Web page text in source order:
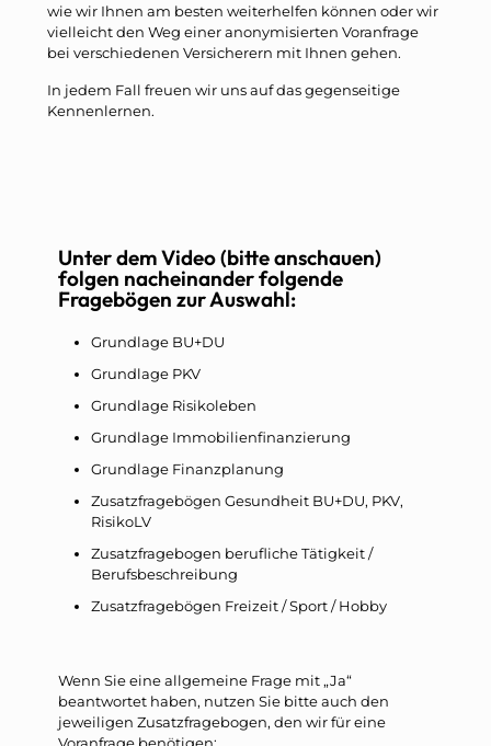
wie wir Ihnen am besten weiterhelfen können oder wir
vielleicht den Weg einer anonymisierten Voranfrage
bei verschiedenen Versicherern mit Ihnen gehen.
In jedem Fall freuen wir uns auf das gegenseitige
Kennenlernen.
Unter dem Video (bitte anschauen)
folgen nacheinander folgende
Fragebögen zur Auswahl:
Grundlage BU+DU
Grundlage PKV
Grundlage Risikoleben
Grundlage Immobilienfinanzierung
Grundlage Finanzplanung
Zusatzfragebögen Gesundheit BU+DU, PKV,
RisikoLV
Zusatzfragebogen berufliche Tätigkeit /
Berufsbeschreibung
Zusatzfragebögen Freizeit / Sport / Hobby
Wenn Sie eine allgemeine Frage mit „Ja“
beantwortet haben, nutzen Sie bitte auch den
jeweiligen Zusatzfragebogen, den wir für eine
Voranfrage benötigen: